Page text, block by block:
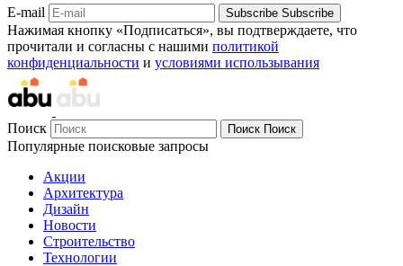
E-mail Subscribe Subscribe
Нажимая кнопку «Подписаться», вы подтверждаете, что
прочитали и согласны с нашими политикой
конфиденциальности и условиями использывания
Поиск Поиск Поиск
Популярные поисковые запросы
Акции
Архитектура
Дизайн
Новости
Строительство
Технологии